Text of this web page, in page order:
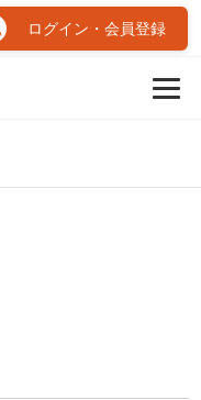
ログイン・会員登録